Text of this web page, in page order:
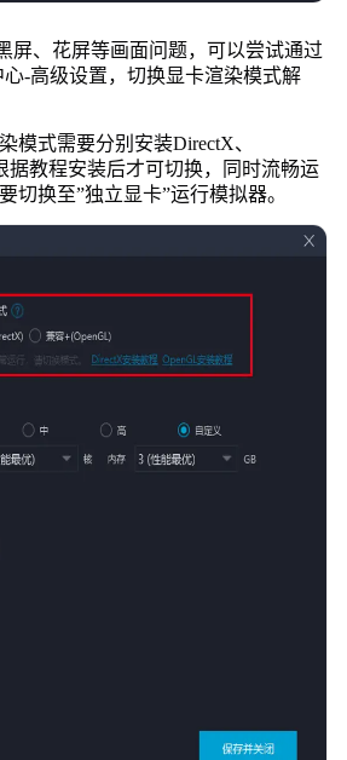
屏、花屏等画面问题，可以尝试通过
-高级设置，切换显卡渲染模式解
模式需要分别安装DirectX、
据教程安装后才可切换，同时流畅运
切换至”独立显卡”运行模拟器。